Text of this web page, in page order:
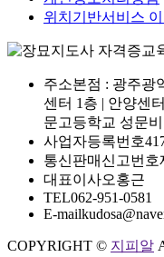
위치기반서비스
주소본점 : 광주광
센터 1층 | 안양센
문고등학교 성문
사업자등록번호
통신판매신고번호
대표이사오홍근
TEL062-951-0581
E-mail
COPYRIGHT © 지피알